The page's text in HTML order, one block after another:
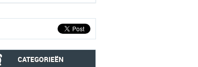
CATEGORIEËN